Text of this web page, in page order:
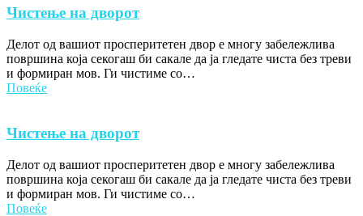
Чистење на дворот
Делот од вашиот просперитетен двор е многу забележлива
површина која секогаш би сакале да ја гледате чиста без треви
и формиран мов. Ги чистиме со…
Повеќе
Чистење на дворот
Делот од вашиот просперитетен двор е многу забележлива
површина која секогаш би сакале да ја гледате чиста без треви
и формиран мов. Ги чистиме со…
Повеќе